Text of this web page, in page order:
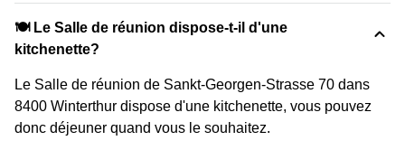
🍽️ Le Salle de réunion dispose-t-il d'une
kitchenette?
Le Salle de réunion de Sankt-Georgen-Strasse 70 dans
8400 Winterthur dispose d'une kitchenette, vous pouvez
donc déjeuner quand vous le souhaitez.